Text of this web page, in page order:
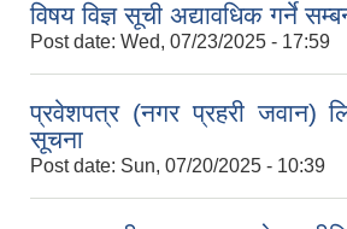
विषय विज्ञ सूची अद्यावधिक गर्ने
Post date: Wed, 07/23/2025 - 17:59
प्रवेशपत्र (नगर प्रहरी जवान)
सूचना
Post date: Sun, 07/20/2025 - 10:39